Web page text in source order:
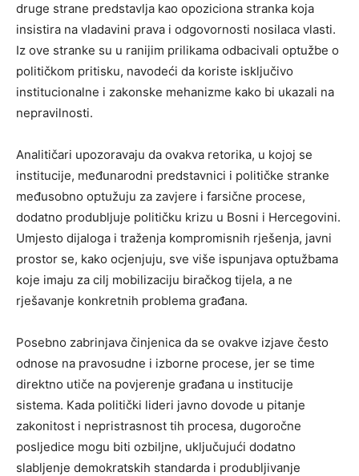
druge strane predstavlja kao opoziciona stranka koja
insistira na vladavini prava i odgovornosti nosilaca vlasti.
Iz ove stranke su u ranijim prilikama odbacivali optužbe o
političkom pritisku, navodeći da koriste isključivo
institucionalne i zakonske mehanizme kako bi ukazali na
nepravilnosti.
Analitičari upozoravaju da ovakva retorika, u kojoj se
institucije, međunarodni predstavnici i političke stranke
međusobno optužuju za zavjere i farsične procese,
dodatno produbljuje političku krizu u Bosni i Hercegovini.
Umjesto dijaloga i traženja kompromisnih rješenja, javni
prostor se, kako ocjenjuju, sve više ispunjava optužbama
koje imaju za cilj mobilizaciju biračkog tijela, a ne
rješavanje konkretnih problema građana.
Posebno zabrinjava činjenica da se ovakve izjave često
odnose na pravosudne i izborne procese, jer se time
direktno utiče na povjerenje građana u institucije
sistema. Kada politički lideri javno dovode u pitanje
zakonitost i nepristrasnost tih procesa, dugoročne
posljedice mogu biti ozbiljne, uključujući dodatno
slabljenje demokratskih standarda i produbljivanje